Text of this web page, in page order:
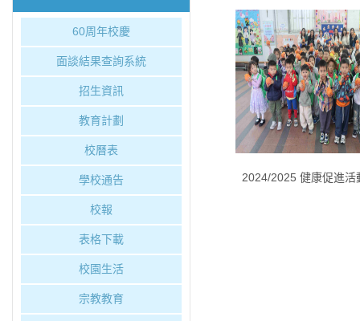
60周年校慶
面談結果查詢系統
招生資訊
教育計劃
校曆表
學校通告
校報
表格下載
校園生活
宗教教育
2024/2025 健康促進活